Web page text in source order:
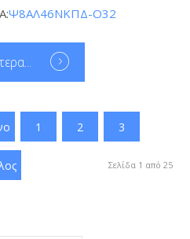
Ψ8ΑΛ46ΝΚΠΔ-Ο32
1 2 3
Σελίδα 1 από 25